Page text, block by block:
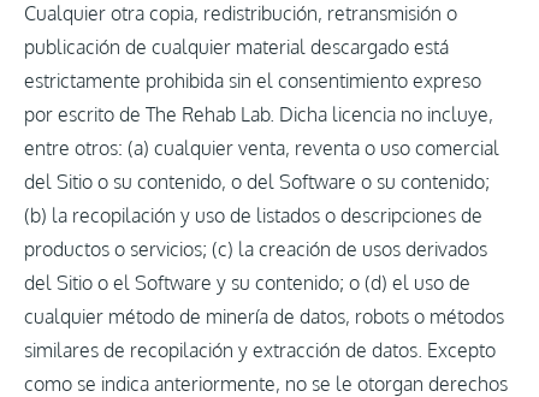
Cualquier otra copia, redistribución, retransmisión o
publicación de cualquier material descargado está
estrictamente prohibida sin el consentimiento expreso
por escrito de The Rehab Lab. Dicha licencia no incluye,
entre otros: (a) cualquier venta, reventa o uso comercial
del Sitio o su contenido, o del Software o su contenido;
(b) la recopilación y uso de listados o descripciones de
productos o servicios; (c) la creación de usos derivados
del Sitio o el Software y su contenido; o (d) el uso de
cualquier método de minería de datos, robots o métodos
similares de recopilación y extracción de datos. Excepto
como se indica anteriormente, no se le otorgan derechos